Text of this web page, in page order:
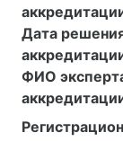
Дата
ФИО